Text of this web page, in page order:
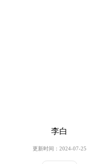
李白
更新时间：2024-07-25